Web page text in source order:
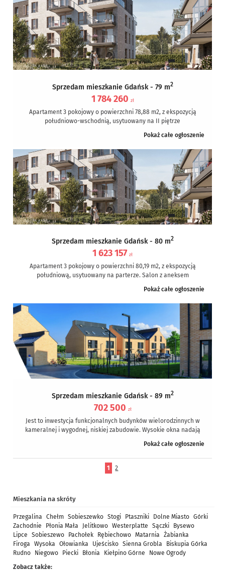
Sprzedam mieszkanie Gdańsk - 79 m2
1 784 260 zł
Apartament 3 pokojowy o powierzchni 78,88 m2, z ekspozycją
południowo-wschodnią, usytuowany na II piętrze
Prestiżowa inwestycja znajduje się na terenie gdańskiej...
Pokaż całe ogłoszenie
Sprzedam mieszkanie Gdańsk - 80 m2
1 623 157 zł
Apartament 3 pokojowy o powierzchni 80,19 m2, z ekspozycją
południową, usytuowany na parterze. Salon z aneksem
Pokaż całe ogłoszenie
Sprzedam mieszkanie Gdańsk - 89 m2
702 500 zł
Jest to inwestycja funkcjonalnych budynków wielorodzinnych w
kameralnej i wygodnej, niskiej zabudowie. Wysokie okna nadają
Pokaż całe ogłoszenie
1 2
Mieszkania na skróty
Przegalina Chełm Sobieszewko Stogi Ptaszniki Dolne Miasto Górki
Zachodnie
Płonia Mała Jelitkowo Westerplatte Sączki
Bysewo
Lipce
Sobieszewo Pachołek Rębiechowo Matarnia
Żabianka
Firoga
Wysoka Ołowianka Ujeścisko Sienna Grobla
Biskupia Górka
Rudno
Niegowo Piecki Błonia Kiełpino Górne
Nowe Ogrody
Zobacz także: